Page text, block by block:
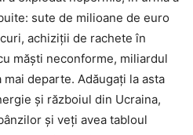
sute de milioane de euro
achiziții de rachete în
măști neconforme, miliardul
departe. Adăugați la asta
și războiul din Ucraina,
și veți avea tabloul